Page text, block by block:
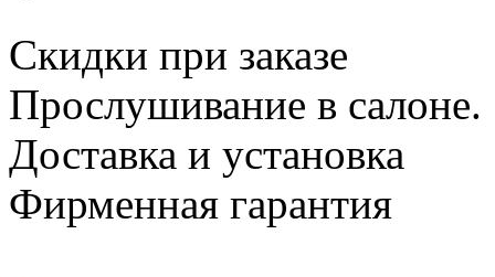
Скидки при заказе
Прослушивание в салоне.
Доставка и установка
Фирменная гарантия